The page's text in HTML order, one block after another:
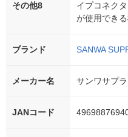
その他8
イプコネク
が使用でき
ブランド SANWA
メーカー名 サンワサプラ
JANコード